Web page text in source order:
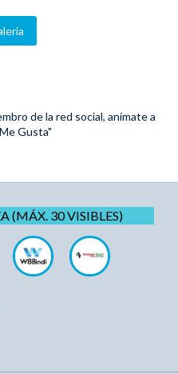
de la red social, anímate a
Gusta"
(MÁX. 30 VISIBLES)